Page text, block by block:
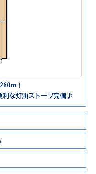
ｍ！
利な灯油ストーブ完備♪